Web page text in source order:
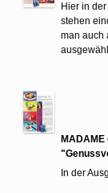
Hier in
stehen
man auch
In der